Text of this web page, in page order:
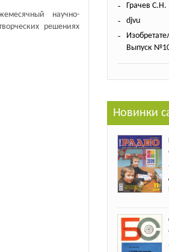
научно-
решениях
Грачев С.Н.
djvu
Выпуск
Новинки